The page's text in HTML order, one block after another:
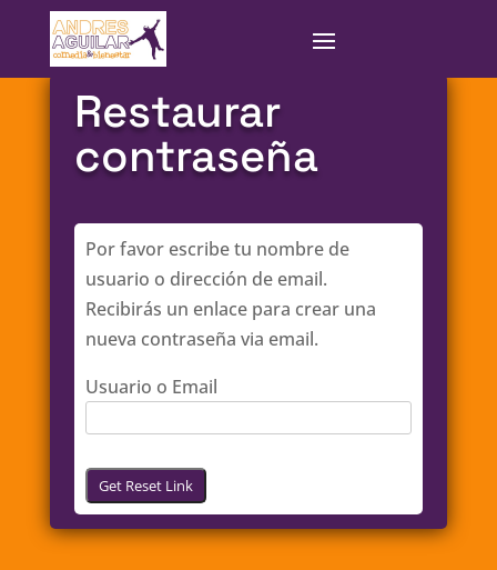
Restaurar
contraseña
Por favor escribe tu nombre de
usuario o dirección de email.
Recibirás un enlace para crear una
nueva contraseña via email.
Usuario o Email